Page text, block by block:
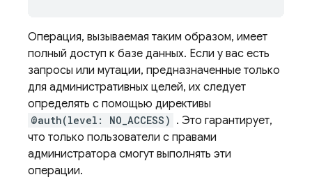
Операция, вызываемая таким образом, имеет
полный доступ к базе данных. Если у вас есть
запросы или мутации, предназначенные только
для административных целей, их следует
определять с помощью директивы
@auth(level: NO_ACCESS) . Это гарантирует,
что только пользователи с правами
администратора смогут выполнять эти
операции.